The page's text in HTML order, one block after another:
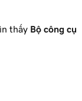
thấy Bộ công cụ